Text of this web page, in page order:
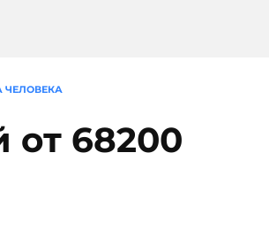
ЧЕЛОВЕКА
от 68200